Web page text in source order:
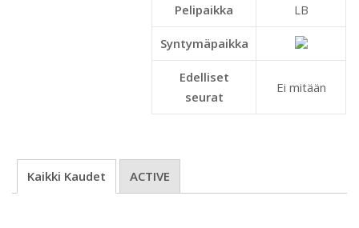
Pelipaikka
LB
Syntymäpaikka
Edelliset
seurat
Ei mitään
Kaikki Kaudet ACTIVE